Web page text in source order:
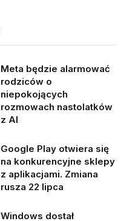
Meta będzie alarmować
rodziców o
niepokojących
rozmowach nastolatków
z AI
Google Play otwiera się
na konkurencyjne sklepy
z aplikacjami. Zmiana
rusza 22 lipca
Windows dostał